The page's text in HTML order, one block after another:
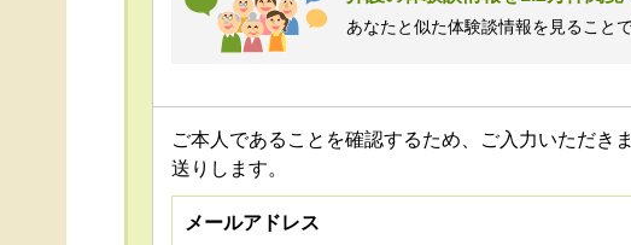
あなたと似た体験談情報を見ること
ご本人であることを確認するため、ご入力いただ
送りします。
メールアドレス